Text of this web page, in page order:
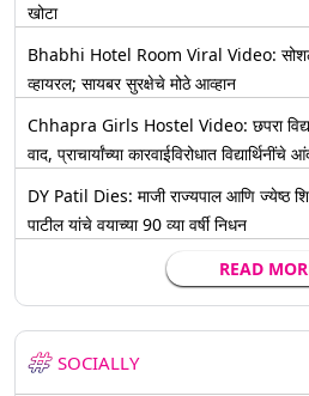
खोटा
Bhabhi Hotel Room Viral Video: सोशल
व्हायरल; सायबर सुरक्षेचे मोठे आव्हान
Chhapra Girls Hostel Video: छपरा
वाद, प्राचार्यांच्या कारवाईविरोधात विद्यार्थिनींचे
DY Patil Dies: माजी राज्यपाल आणि ज्येष्ठ
पाटील यांचे वयाच्या 90 व्या वर्षी निधन
READ
SOCIALLY